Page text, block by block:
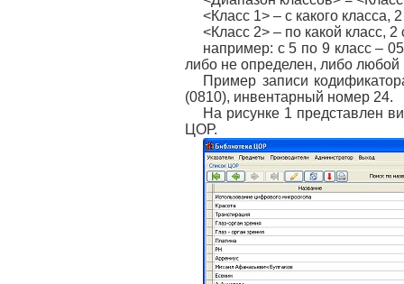
<Класс 1> – с какого класса,
<Класс 2> – по какой класс,
например: с 5 по 9 класс –
либо не определен, либо любой
Пример записи
(0810), инвентарный номер 24.
На рисунке 1 представлен
ЦОР.